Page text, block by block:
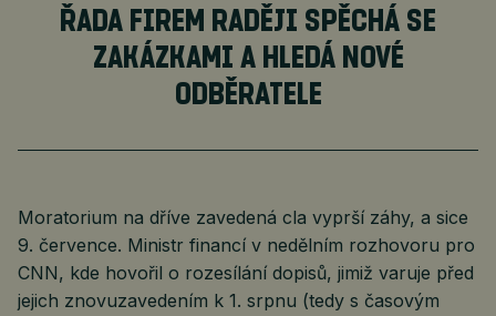
ŘADA FIREM RADĚJI SPĚCHÁ SE
ZAKÁZKAMI A HLEDÁ NOVÉ
ODBĚRATELE
Moratorium na dříve zavedená cla vyprší záhy, a sice
9. července. Ministr financí v nedělním rozhovoru pro
CNN, kde hovořil o rozesílání dopisů, jimiž varuje před
jejich znovuzavedením k 1. srpnu (tedy s časovým